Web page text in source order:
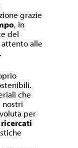
grazie
, in
del
alle
che
nostri
per